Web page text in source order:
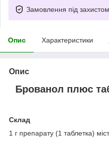
Замовлення під захистом
Опис Характеристики
Опис
Брованол плюс
Склад
1 г препарату (1 таблетка)